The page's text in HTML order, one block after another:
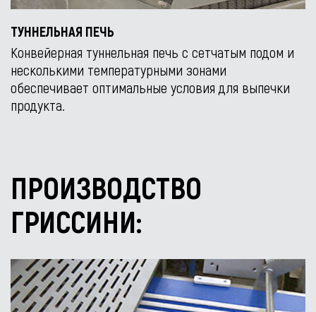
ТУННЕЛЬНАЯ ПЕЧЬ
Конвейерная туннельная печь с сетчатым подом и
несколькими температурными зонами
обеспечивает оптимальные условия для выпечки
продукта.
ПРОИЗВОДСТВО
ГРИССИНИ: